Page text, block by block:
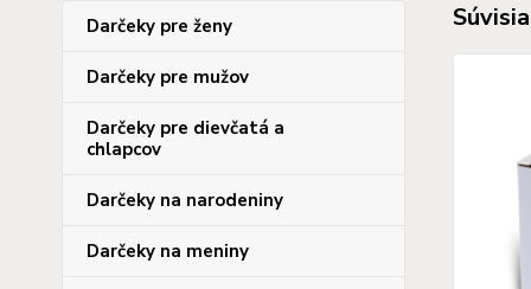
Darčeky pre ženy
Darčeky pre mužov
Darčeky pre dievčatá a
chlapcov
Darčeky na narodeniny
Darčeky na meniny